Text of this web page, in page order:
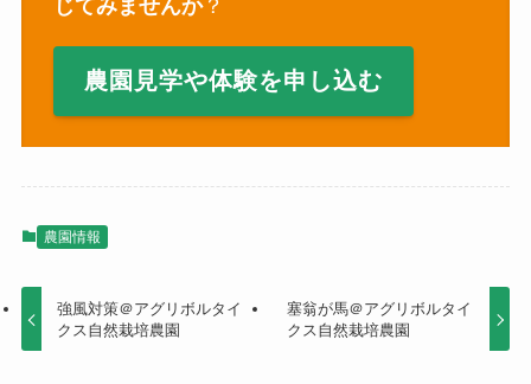
じてみませんか？
農園見学や体験を申し込む
農園情報
強風対策＠アグリボルタイ
クス自然栽培農園
塞翁が馬＠アグリボルタイ
クス自然栽培農園